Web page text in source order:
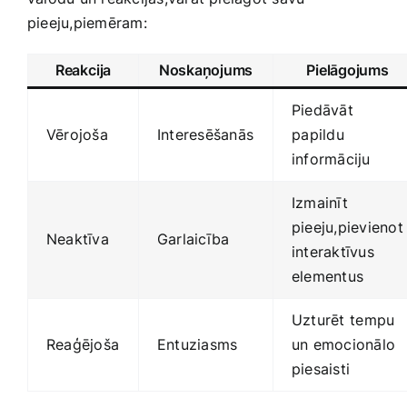
pieeju,piemēram:
Reakcija Noskaņojums Pielāgojums
Vērojoša Interesēšanās
Piedāvāt
⁣papildu
informāciju
Neaktīva Garlaicība
Izmainīt
pieeju,pievienot
interaktīvus ​
elementus
Reaģējoša Entuziasms
Uzturēt ⁢tempu ​
un emocionālo‌
piesaisti